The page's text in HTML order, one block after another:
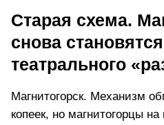
Старая схема.
снова
театрального
Магнитогорск. Механизм
копеек, но магнитогорцы